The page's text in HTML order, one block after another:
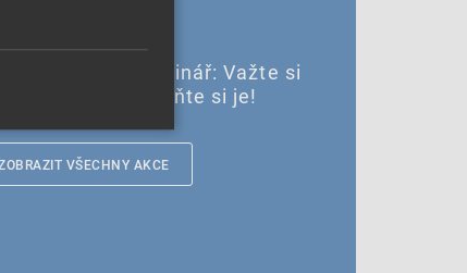
10. 2022 |
10. – Online seminář: Važte si
inovací! Ochraňte si je!
VŠECHNY AKCE